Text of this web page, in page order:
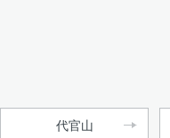
代官山